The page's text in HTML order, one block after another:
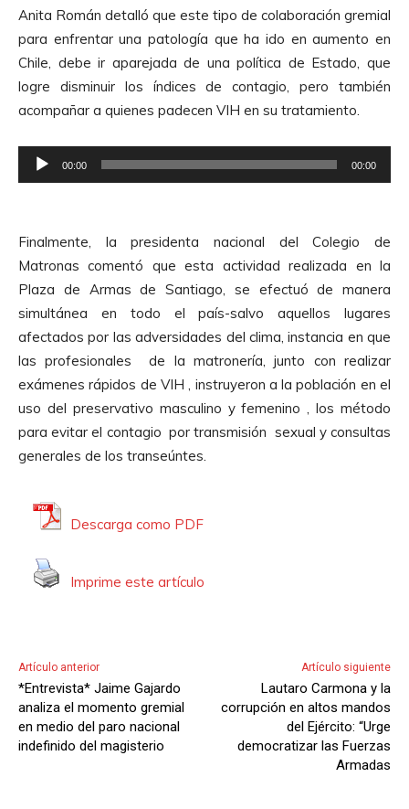
o
d
u
c
t
o
A
u
d
i
o
Anita Román detalló que este tipo de colaboración gremial
para enfrentar una patología que ha ido en aumento en
Chile, debe ir aparejada de una política de Estado, que
logre disminuir los índices de contagio, pero también
acompañar a quienes padecen VIH en su tratamiento.
e
o
d
u
c
t
o
r
d
e
A
00:00 00:00
Finalmente, la presidenta nacional del Colegio de
Matronas comentó que esta actividad realizada en la
Plaza de Armas de Santiago, se efectuó de manera
simultánea en todo el país-salvo aquellos lugares
afectados por las adversidades del clima, instancia en que
las profesionales de la matronería, junto con realizar
exámenes rápidos de VIH , instruyeron a la población en el
uso del preservativo masculino y femenino , los método
para evitar el contagio por transmisión sexual y consultas
generales de los transeúntes.
Descarga como PDF
Imprime este artículo
Artículo anterior
*Entrevista* Jaime Gajardo
analiza el momento gremial
en medio del paro nacional
indefinido del magisterio
Artículo siguiente
Lautaro Carmona y la
corrupción en altos mandos
del Ejército: “Urge
democratizar las Fuerzas
Armadas